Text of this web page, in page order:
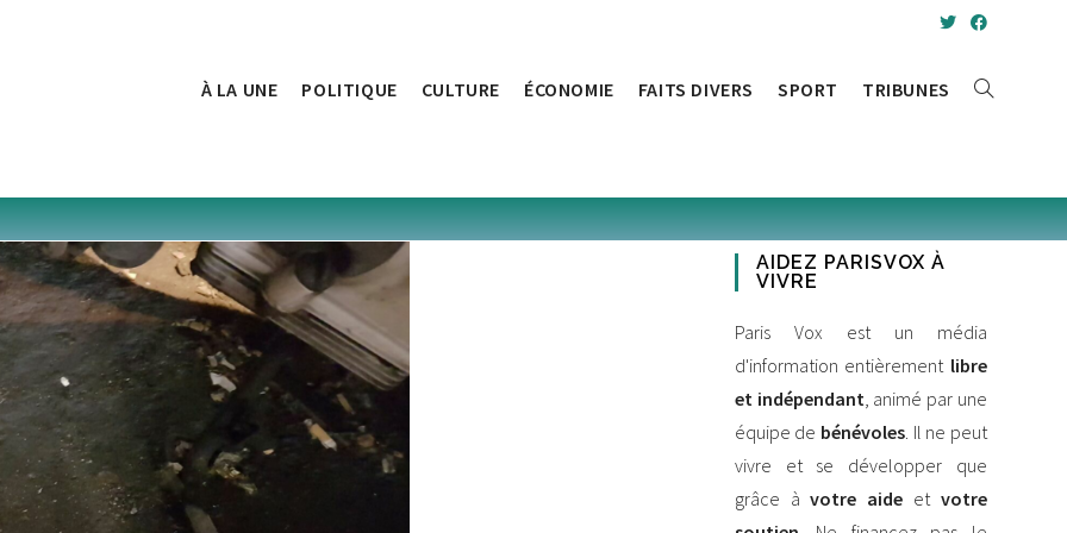
À LA UNE POLITIQUE CULTURE ÉCONOMIE FAITS DIVERS SPORT TRIBUNES
AIDEZ PARISVOX À
VIVRE
Paris Vox est un média
d'information entièrement libre
et indépendant, animé par une
équipe de bénévoles. Il ne peut
vivre et se développer que
grâce àvotre aide et votre